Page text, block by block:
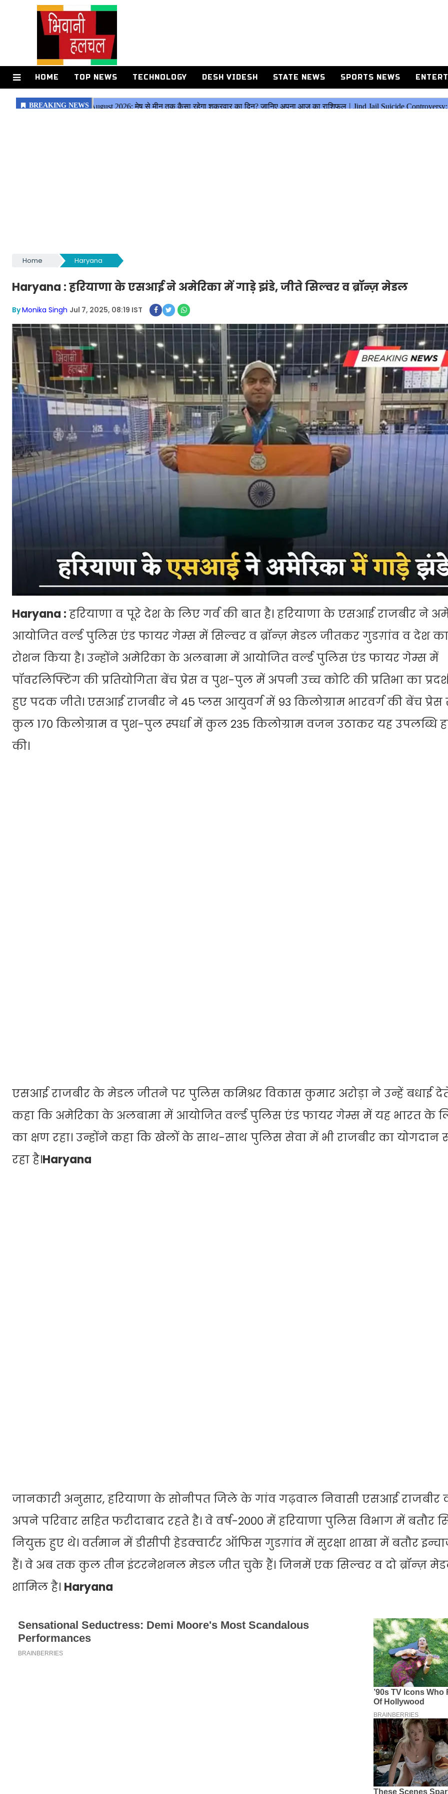
HOME TOP NEWS TECHNOLOGY DESH VIDESH STATE NEWS SPORTS NEWS
Home Haryana
Haryana : हरियाणा के एसआई ने अमेरिका में गाड़े झंडे, जीते सिल्वर व ब्रॉन्ज़ मेडल
ByMonika Singh Jul 7, 2025, 08:19 IST
Haryana :हरियाणा व पूरे देश के लिए गर्व की बात है। हरियाणा के एसआई राजबीर ने
आयोजित वर्ल्ड पुलिस एंड फायर गेम्स में सिल्वर व ब्रॉन्ज़ मेडल जीतकर गुडग़ांव व देश
रोशन किया है। उन्होंने अमेरिका के अलबामा में आयोजित वर्ल्ड पुलिस एंड फायर गेम्स में
पॉवरलिफ्टिंग की प्रतियोगिता बेंच प्रेस व पुश-पुल में अपनी उच्च कोटि की प्रतिभा का
हुए पदक जीते। एसआई राजबीर ने 45 प्लस आयुवर्ग में 93 किलोग्राम भारवर्ग की बेंच प्रेस
कुल 170 किलोग्राम व पुश-पुल स्पर्धा में कुल 235 किलोग्राम वजन उठाकर यह उपलब्धि
की।
एसआई राजबीर के मेडल जीतने पर पुलिस कमिश्रर विकास कुमार अरोड़ा ने उन्हें बधाई
कहा कि अमेरिका के अलबामा में आयोजित वर्ल्ड पुलिस एंड फायर गेम्स में यह भारत के
का क्षण रहा। उन्होंने कहा कि खेलों के साथ-साथ पुलिस सेवा में भी राजबीर का योगदान
रहा है।Haryana
जानकारी अनुसार, हरियाणा के सोनीपत जिले के गांव गढ़वाल निवासी एसआई राजबीर
अपने परिवार सहित फरीदाबाद रहते है। वे वर्ष-2000 में हरियाणा पुलिस विभाग में बतौर
नियुक्त हुए थे। वर्तमान में डीसीपी हेडक्वार्टर ऑफिस गुडग़ांव में सुरक्षा शाखा में बतौर
हैं। वे अब तक कुल तीन इंटरनेशनल मेडल जीत चुके हैं। जिनमें एक सिल्वर व दो ब्रॉन्ज़
शामिल है। Haryana